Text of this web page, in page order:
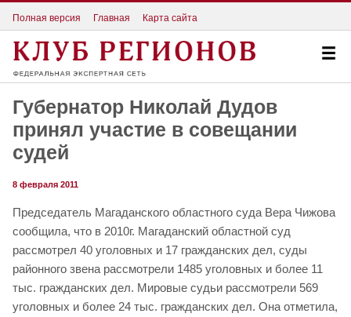
Полная версия Главная Карта сайта
Губернатор Николай Дудов
принял участие в совещании
судей
8 февраля 2011
Председатель Магаданского областного суда Вера Чижова
сообщила, что в 2010г. Магаданский областной суд
рассмотрел 40 уголовных и 17 гражданских дел, суды
районного звена рассмотрели 1485 уголовных и более 11
тыс. гражданских дел. Мировые судьи рассмотрели 569
уголовных и более 24 тыс. гражданских дел. Она отметила,